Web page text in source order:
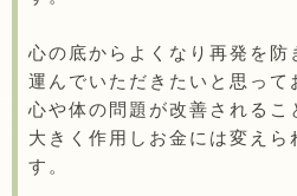
心の底からよくなり再発を防
運んでいただきたいと思って
心や体の問題が改善されるこ
大きく作用しお金には変えら
す。